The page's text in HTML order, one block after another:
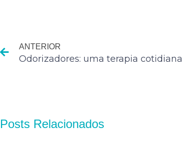
ANTERIOR
Odorizadores: uma terapia cotidiana
Posts Relacionados